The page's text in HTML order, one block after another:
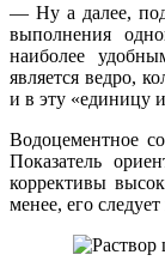
— Ну а далее,
выполнения
наиболее
является ведро,
и в эту «единицу
Водоцементное
Показатель
коррективы
менее, его